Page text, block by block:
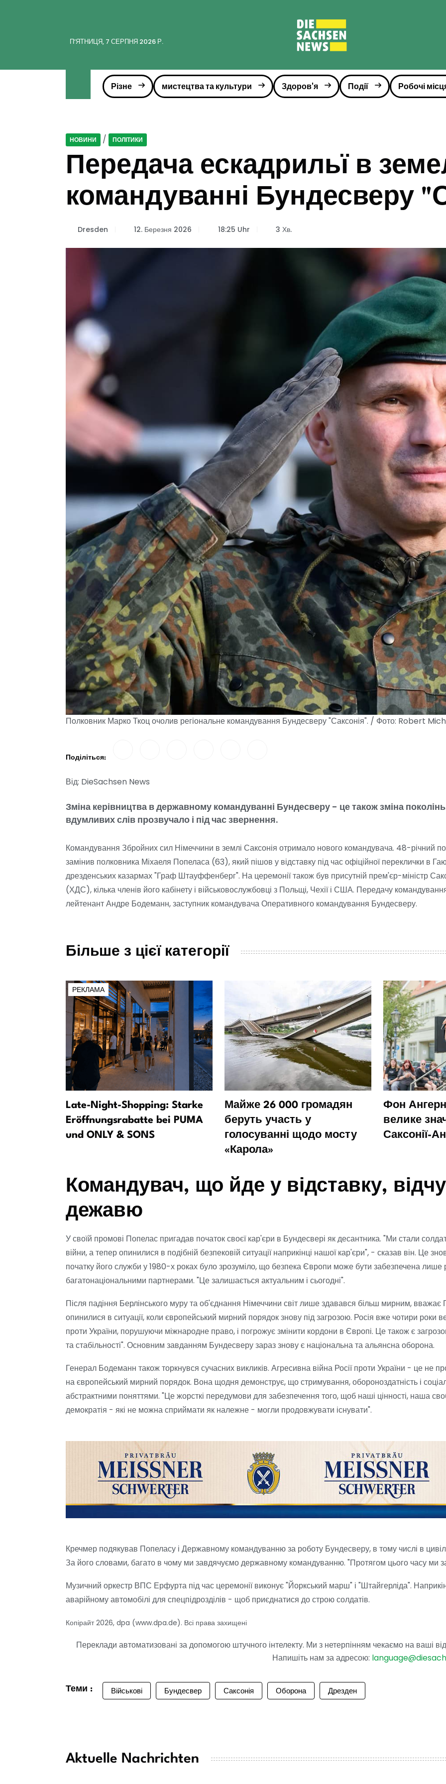
ПʼЯТНИЦЯ, 7 СЕРПНЯ 2026 Р.
Різне мистецтва та культури Здоров'я Події Робочі
НОВИНИ / ПОЛІТИКИ
Передача ескадрильї в
командуванні Бундесверу
Dresden 12. Березня 2026 18:25 Uhr 3 Хв.
Полковник Марко Ткоц очолив регіональне командування Бундесверу "Саксонія". / Фото: Robert
Поділіться:
Від: DieSachsen News
Зміна керівництва в державному командуванні Бундесверу - це також зміна
вдумливих слів прозвучало і під час звернення.
Командування Збройних сил Німеччини в землі Саксонія отримало нового командувача. 48-річний
замінив полковника Міхаеля Попеласа (63), який пішов у відставку під час офіційної переклички в
дрезденських казармах "Граф Штауффенберг". На церемонії також був присутній прем'єр-міністр
(ХДС), кілька членів його кабінету і військовослужбовці з Польщі, Чехії і США. Передачу
лейтенант Андре Бодеманн, заступник командувача Оперативного командування Бундесверу.
Більше з цієї категорії
РЕКЛАМА
Late-Night-Shopping: Starke
Eröffnungsrabatte bei PUMA
und ONLY & SONS
Майже 26 000 громадян
беруть участь у
голосуванні щодо мосту
«Карола»
Фон
велике
Саксонії-
Командувач, що йде у відставку,
дежавю
У своїй промові Попелас пригадав початок своєї кар'єри в Бундесвері як десантника. "Ми стали
війни, а тепер опинилися в подібній безпековій ситуації наприкінці нашої кар'єри", - сказав він. Це
початку його служби у 1980-х роках було зрозуміло, що безпека Європи може бути забезпечена лише
багатонаціональними партнерами. "Це залишається актуальним і сьогодні".
Після падіння Берлінського муру та об'єднання Німеччини світ лише здавався більш мирним,
опинилися в ситуації, коли європейський мирний порядок знову під загрозою. Росія вже чотири роки
проти України, порушуючи міжнародне право, і погрожує змінити кордони в Європі. Це також є
та стабільності". Основним завданням Бундесверу зараз знову є національна та альянсна оборона.
Генерал Бодеманн також торкнувся сучасних викликів. Агресивна війна Росії проти України - це не
на європейський мирний порядок. Вона щодня демонструє, що стримування, обороноздатність і
абстрактними поняттями. "Це жорсткі передумови для забезпечення того, щоб наші цінності, наша
демократія - які не можна сприймати як належне - могли продовжувати існувати".
Кречмер подякував Попеласу і Державному командуванню за роботу Бундесверу, в тому числі в
За його словами, багато в чому ми завдячуємо державному командуванню. "Протягом цього часу
Музичний оркестр ВПС Ерфурта під час церемонії виконує "Йоркський марш" і "Штайгерліда".
аварійному автомобілі для спецпідрозділів - щоб приєднатися до строю солдатів.
Копірайт 2026, dpa (www.dpa.de). Всі права захищені
Переклади автоматизовані за допомогою штучного інтелекту. Ми з нетерпінням чекаємо на ваші
Напишіть нам за адресою:
Теми : Військові Бундесвер Саксонія Оборона Дрезден
Aktuelle Nachrichten